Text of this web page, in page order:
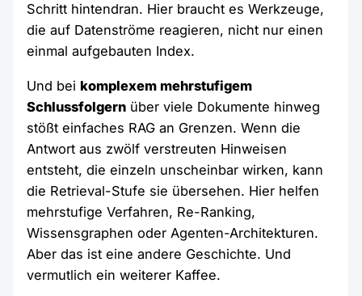
Schritt hintendran. Hier braucht es Werkzeuge,
die auf Datenströme reagieren, nicht nur einen
einmal aufgebauten Index.
Und bei komplexem mehrstufigem
Schlussfolgern über viele Dokumente hinweg
stößt einfaches RAG an Grenzen. Wenn die
Antwort aus zwölf verstreuten Hinweisen
entsteht, die einzeln unscheinbar wirken, kann
die Retrieval-Stufe sie übersehen. Hier helfen
mehrstufige Verfahren, Re-Ranking,
Wissensgraphen oder Agenten-Architekturen.
Aber das ist eine andere Geschichte. Und
vermutlich ein weiterer Kaffee.